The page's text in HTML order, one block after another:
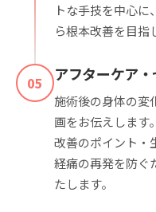
トな手技を中心
ら根本改善を目指
05 アフターケア
施術後の身体の変
画をお伝えします
改善のポイント・
経痛の再発を防ぐ
たします。